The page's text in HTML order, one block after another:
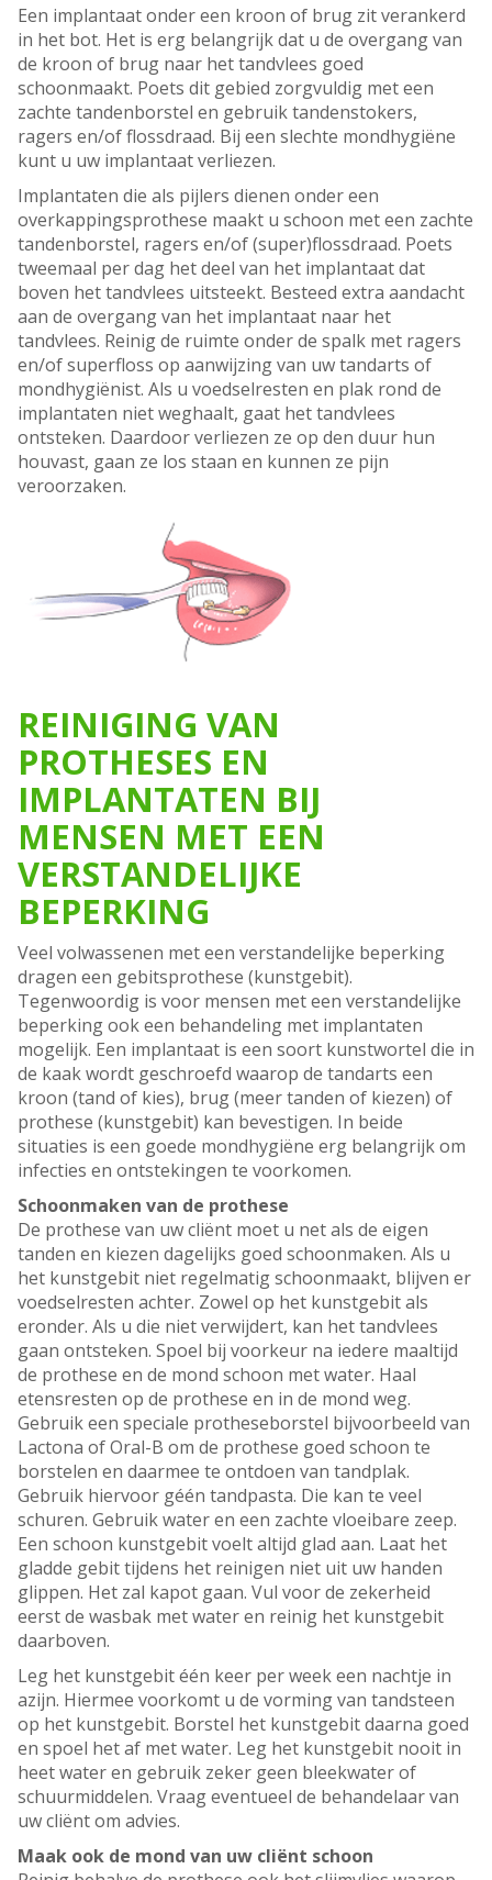
Een implantaat onder een kroon of brug zit verankerd
in het bot. Het is erg belangrijk dat u de overgang van
de kroon of brug naar het tandvlees goed
schoonmaakt. Poets dit gebied zorgvuldig met een
zachte tandenborstel en gebruik tandenstokers,
ragers en/of flossdraad. Bij een slechte mondhygiëne
kunt u uw implantaat verliezen.
Implantaten die als pijlers dienen onder een
overkappingsprothese maakt u schoon met een zachte
tandenborstel, ragers en/of (super)flossdraad. Poets
tweemaal per dag het deel van het implantaat dat
boven het tandvlees uitsteekt. Besteed extra aandacht
aan de overgang van het implantaat naar het
tandvlees. Reinig de ruimte onder de spalk met ragers
en/of superfloss op aanwijzing van uw tandarts of
mondhygiënist. Als u voedselresten en plak rond de
implantaten niet weghaalt, gaat het tandvlees
ontsteken. Daardoor verliezen ze op den duur hun
houvast, gaan ze los staan en kunnen ze pijn
veroorzaken.
REINIGING VAN
PROTHESES EN
IMPLANTATEN BIJ
MENSEN MET EEN
VERSTANDELIJKE
BEPERKING
Veel volwassenen met een verstandelijke beperking
dragen een gebitsprothese (kunstgebit).
Tegenwoordig is voor mensen met een verstandelijke
beperking ook een behandeling met implantaten
mogelijk. Een implantaat is een soort kunstwortel die in
de kaak wordt geschroefd waarop de tandarts een
kroon (tand of kies), brug (meer tanden of kiezen) of
prothese (kunstgebit) kan bevestigen. In beide
situaties is een goede mondhygiëne erg belangrijk om
infecties en ontstekingen te voorkomen.
Schoonmaken van de prothese
De prothese van uw cliënt moet u net als de eigen
tanden en kiezen dagelijks goed schoonmaken. Als u
het kunstgebit niet regelmatig schoonmaakt, blijven er
voedselresten achter. Zowel op het kunstgebit als
eronder. Als u die niet verwijdert, kan het tandvlees
gaan ontsteken. Spoel bij voorkeur na iedere maaltijd
de prothese en de mond schoon met water. Haal
etensresten op de prothese en in de mond weg.
Gebruik een speciale protheseborstel bijvoorbeeld van
Lactona of Oral-B om de prothese goed schoon te
borstelen en daarmee te ontdoen van tandplak.
Gebruik hiervoor géén tandpasta. Die kan te veel
schuren. Gebruik water en een zachte vloeibare zeep.
Een schoon kunstgebit voelt altijd glad aan. Laat het
gladde gebit tijdens het reinigen niet uit uw handen
glippen. Het zal kapot gaan. Vul voor de zekerheid
eerst de wasbak met water en reinig het kunstgebit
daarboven.
Leg het kunstgebit één keer per week een nachtje in
azijn. Hiermee voorkomt u de vorming van tandsteen
op het kunstgebit. Borstel het kunstgebit daarna goed
en spoel het af met water. Leg het kunstgebit nooit in
heet water en gebruik zeker geen bleekwater of
schuurmiddelen. Vraag eventueel de behandelaar van
uw cliënt om advies.
Maak ook de mond van uw cliënt schoon